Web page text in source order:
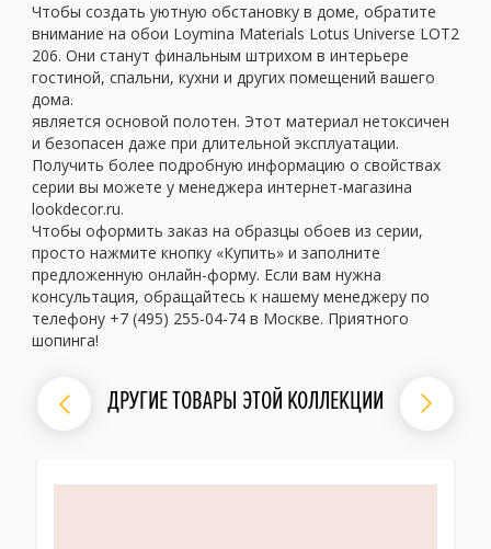
Чтобы создать уютную обстановку в доме, обратите
внимание на обои Loymina Materials Lotus Universe LOT2
206. Они станут финальным штрихом в интерьере
гостиной, спальни, кухни и других помещений вашего
дома.
является основой полотен. Этот материал нетоксичен
и безопасен даже при длительной эксплуатации.
Получить более подробную информацию о свойствах
серии вы можете у менеджера интернет-магазина
lookdecor.ru.
Чтобы оформить заказ на образцы обоев из серии,
просто нажмите кнопку «Купить» и заполните
предложенную онлайн-форму. Если вам нужна
консультация, обращайтесь к нашему менеджеру по
телефону +7 (495) 255-04-74 в Москве. Приятного
шопинга!
ДРУГИЕ ТОВАРЫ ЭТОЙ КОЛЛЕКЦИИ